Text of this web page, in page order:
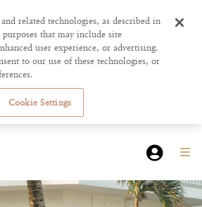
related technologies, as described in
that may include site
user experience, or advertising.
to our use of these technologies, or
Cookie Settings